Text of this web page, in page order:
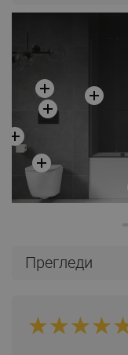
Прегледи